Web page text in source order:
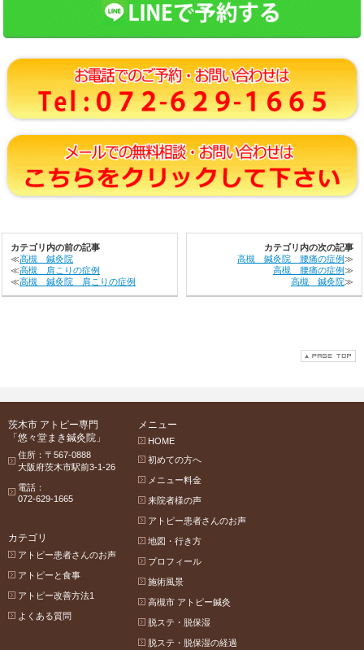
カテゴリ内の前の記事
≪高槻 鍼灸院
≪高槻 肩こりの症例
≪高槻 鍼灸院 肩こりの症例
カテゴリ内の次の記事
高槻 鍼灸院 腰痛の症例≫
高槻 腰痛の症例≫
高槻 鍼灸院≫
茨木市 アトピー専門
「悠々堂まき鍼灸院」
住所：〒567-0888
大阪府茨木市駅前3-1-26
電話：
072-629-1665
メニュー
HOME
初めての方へ
メニュー料金
来院者様の声
アトピー患者さんのお声
地図・行き方
プロフィール
施術風景
高槻市 アトピー鍼灸
脱ステ・脱保湿
脱ステ・脱保湿の経過
カテゴリ
アトピー患者さんのお声
アトピーと食事
アトピー改善方法1
よくある質問